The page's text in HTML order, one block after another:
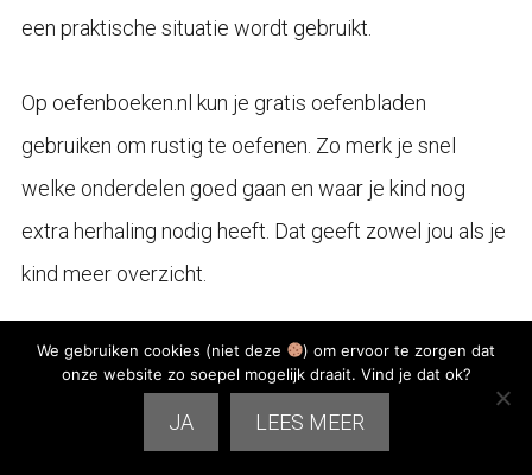
een praktische situatie wordt gebruikt.
Op oefenboeken.nl kun je gratis oefenbladen
gebruiken om rustig te oefenen. Zo merk je snel
welke onderdelen goed gaan en waar je kind nog
extra herhaling nodig heeft. Dat geeft zowel jou als je
kind meer overzicht.
Oefenboeken gebruiken voor extra herhaling
Als je kind vaker moeite heeft met schaal,
We gebruiken cookies (niet deze
) om ervoor te zorgen dat
onze website zo soepel mogelijk draait. Vind je dat ok?
JA LEES MEER